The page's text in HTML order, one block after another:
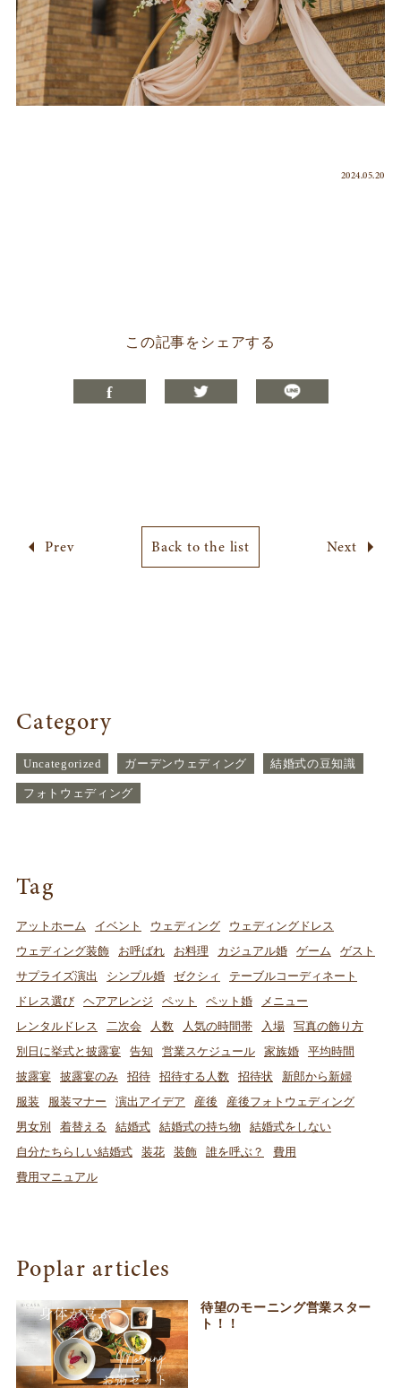
2024.05.20
この記事をシェアする
Prev Back to the list Next
Category
Uncategorized ガーデンウェディング 結婚式の豆知識
フォトウェディング
Tag
アットホーム イベント ウェディング
ウェディングドレス
ウェディング装飾
お呼ばれ お料理 カジュアル婚 ゲーム
ゲスト
サプライズ演出
シンプル婚 ゼクシィ
テーブルコーディネート
ドレス選び
ヘアアレンジ ペット ペット婚
メニュー
レンタルドレス
二次会 人数 人気の時間帯 入場
写真の飾り方
別日に挙式と披露宴
告知 営業スケジュール 家族婚
平均時間
披露宴
披露宴のみ 招待 招待する人数 招待状
新郎から新婦
服装
服装マナー 演出アイデア 産後
産後フォトウェディング
男女別
着替える 結婚式 結婚式の持ち物
結婚式をしない
自分たちらしい結婚式
装花 装飾 誰を呼ぶ？
費用
費用マニュアル
Poplar articles
待望のモーニング営業スター
ト！！